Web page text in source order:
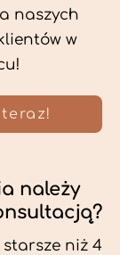
naszych
w
należy
niż 4